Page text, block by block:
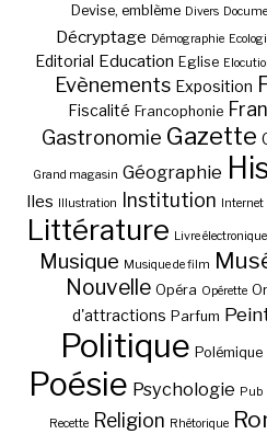
Devise, emblème Divers
Décryptage Démographie
Editorial Education Eglise
Evènements Exposition
Fiscalité Francophonie
Gastronomie Gazette
Grand magasin Géographie
Iles Illustration Institution Internet
Littérature Livre électronique
Musique Musique de film
Nouvelle Opéra Opérette
d'attractions Parfum
Politique Polémique
Poésie Psychologie Pub
Recette Religion Rhétorique